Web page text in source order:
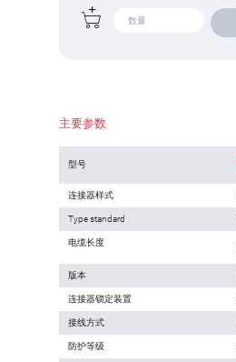
主要参数
型号
连接器样式
Type standard
电缆长度
版本
连接器锁定装置
接线方式
防护等级